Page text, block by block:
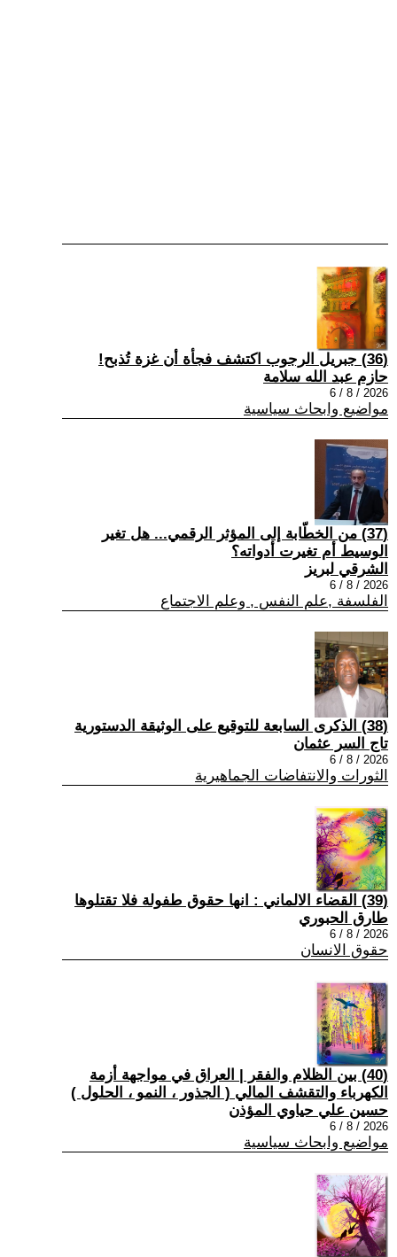
(36) جبريل الرجوب اكتشف فجأة أن غزة تُذبح!
حازم عبد الله سلامة
2026 / 8 / 6
مواضيع وابحاث سياسية
(37) من الخطّابة إلى المؤثر الرقمي... هل تغير
الوسيط أم تغيرت أدواته؟
الشرقي لبريز
2026 / 8 / 6
الفلسفة ,علم النفس , وعلم الاجتماع
(38) الذكرى السابعة للتوقيع على الوثيقة الدستورية
تاج السر عثمان
2026 / 8 / 6
الثورات والانتفاضات الجماهيرية
(39) القضاء الالماني : انها حقوق طفولة فلا تقتلوها
طارق الحبوري
2026 / 8 / 6
حقوق الانسان
(40) بين الظلام والفقر | العراق في مواجهة أزمة
الكهرباء والتقشف المالي ( الجذور ، النمو ، الحلول )
حسين علي حياوي المؤذن
2026 / 8 / 6
مواضيع وابحاث سياسية